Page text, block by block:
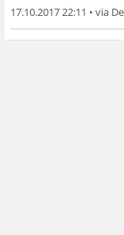
17.10.2017 22:11 •